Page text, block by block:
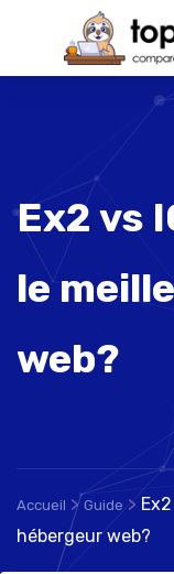
Ex2 vs
le
web?
Accueil >Guide >
hébergeur web?